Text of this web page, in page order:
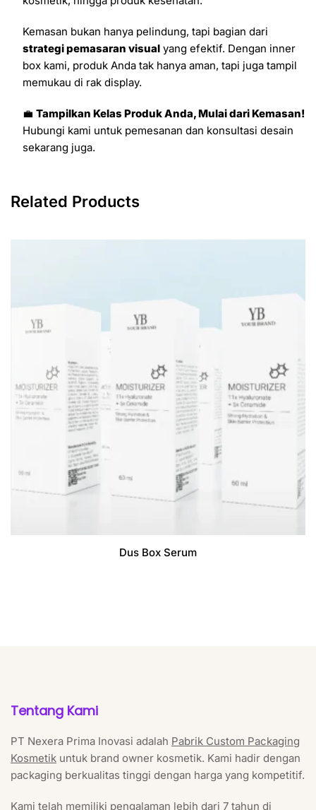
Kemasan bukan hanya pelindung, tapi bagian dari
strategi pemasaran visualyang efektif. Dengan inner
box kami, produk Anda tak hanya aman, tapi juga tampil
memukau di rak display.
💼 Tampilkan Kelas Produk Anda, Mulai dari Kemasan!
Hubungi kami untuk pemesanan dan konsultasi desain
sekarang juga.
Related Products
Dus Box Serum
Tentang Kami
PT Nexera Prima Inovasi adalah Pabrik Custom Packaging
Kosmetik untuk brand owner kosmetik. Kami hadir dengan
packaging berkualitas tinggi dengan harga yang kompetitif.
Kami telah memiliki pengalaman lebih dari 7 tahun di